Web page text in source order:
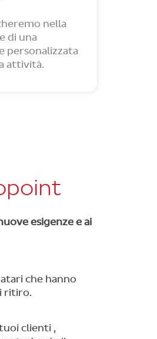
nella
di una
personalizzata
attività.
esigenze e ai
che hanno
ritiro.
clienti ,